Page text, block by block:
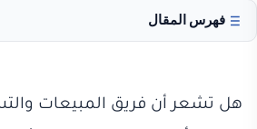
فهرس المقال
هل تشعر أن فريق المبيعات